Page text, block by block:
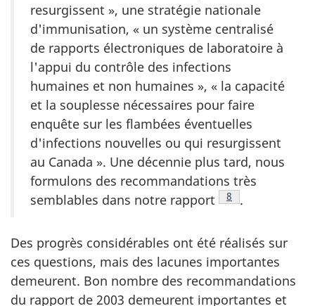
resurgissent », une stratégie nationale
d'immunisation, « un système centralisé
de rapports électroniques de laboratoire à
l'appui du contrôle des infections
humaines et non humaines », « la capacité
et la souplesse nécessaires pour faire
enquête sur les flambées éventuelles
d'infections nouvelles ou qui resurgissent
au Canada ». Une décennie plus tard, nous
formulons des recommandations très
semblables dans notre rapport
Note de bas de
8 .
Des progrès considérables ont été réalisés sur
ces questions, mais des lacunes importantes
demeurent. Bon nombre des recommandations
du rapport de 2003 demeurent importantes et